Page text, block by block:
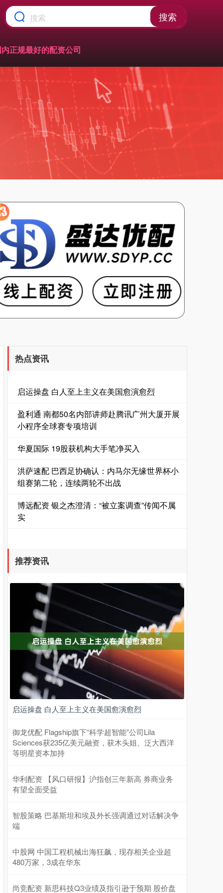
搜索
正规最好的配资公司
热点资讯
启运操盘 白人至上主义在美国愈演愈烈
盈利通 南都50名内部讲师赴腾讯广州大厦开展
小程序全球赛专项培训
华夏国际 19股获机构大手笔净买入
洪萨速配 巴西足协确认：内马尔无缘世界杯小
组赛第二轮，连续两轮不出战
博远配资 银之杰澄清：“被立案调查”传闻不属
实
推荐资讯
启运操盘 白人至上主义在美国愈演愈烈
御龙优配 Flagship旗下“科学超智能”公司Lila
Sciences获235亿美元融资，获木头姐、泛大西洋
等明星资本加持
华利配资 【风口研报】沪指创三年新高 券商业务
有望全面受益
智股策略 巴基斯坦和埃及外长强调通过对话解决争
端
中股网 中国工程机械出海狂飙，现存相关企业超
480万家，3成在华东
尚竞配资 新思科技Q3业绩及指引逊于预期 股价盘